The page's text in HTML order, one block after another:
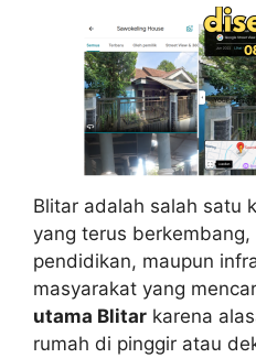
Blitar adalah salah satu
yang terus
pendidikan, maupun
masyarakat yang
utama Blitar karena
rumah di pinggir atau